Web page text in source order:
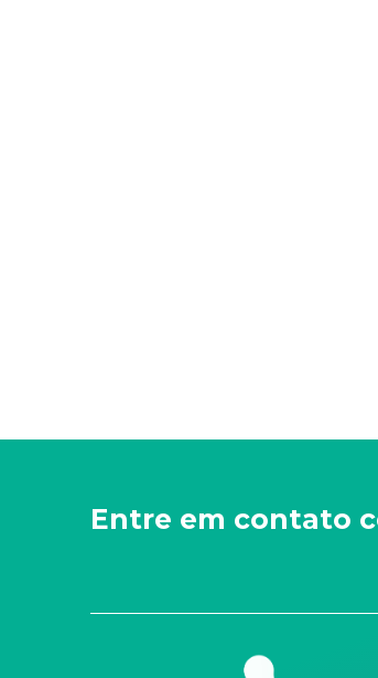
Entre em contato